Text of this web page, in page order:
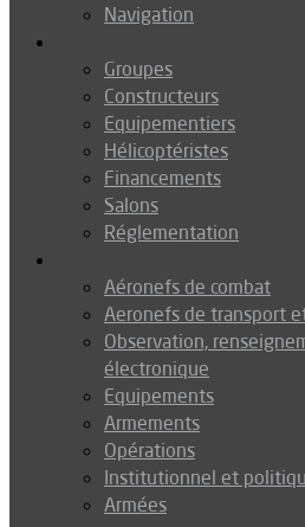
Navigation
Groupes
Constructeurs
Equipementiers
Hélicoptéristes
Financements
Salons
Réglementation
Aéronefs de combat
Aeronefs de transport
Observation,
électronique
Equipements
Armements
Opérations
Institutionnel et
Armées